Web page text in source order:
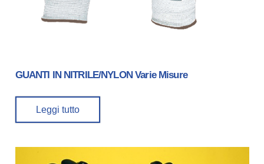
GUANTI IN NITRILE/NYLON Varie Misure
Leggi tutto